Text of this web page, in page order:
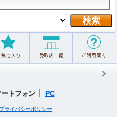
ートフォン PC
プライバシーポリシー